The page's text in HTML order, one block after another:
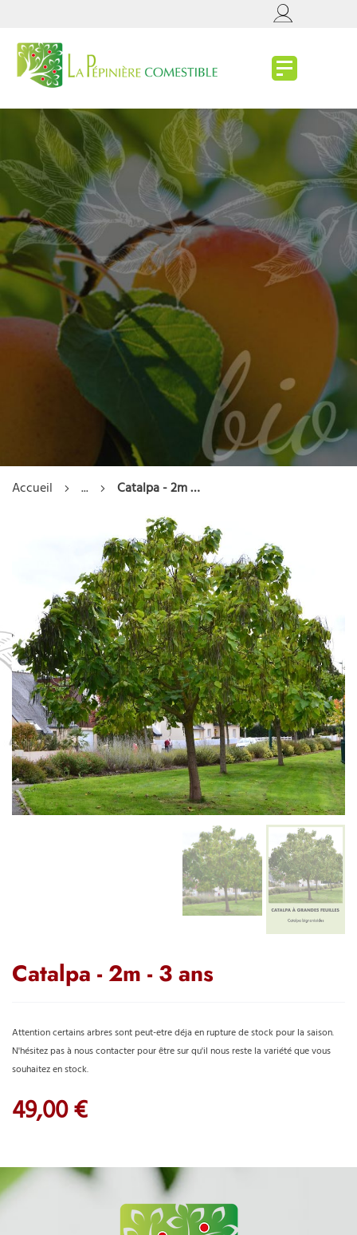
Accueil ... Catalpa - 2m - 3 ans
Catalpa - 2m - 3 ans
Attention certains arbres sont peut-etre déja en rupture de stock pour la saison.
N'hésitez pas à nous contacter pour être sur qu'il nous reste la variété que vous
souhaitez en stock.
49,00 €